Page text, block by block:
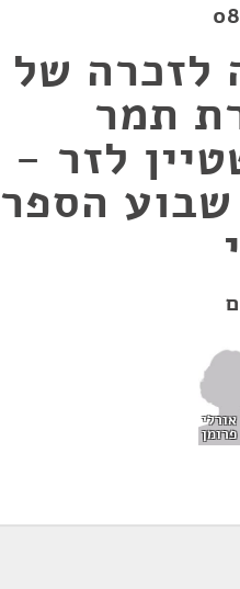
לזכרה של
תמר
לזר -
שבוע הספר
אורלי
פרומן